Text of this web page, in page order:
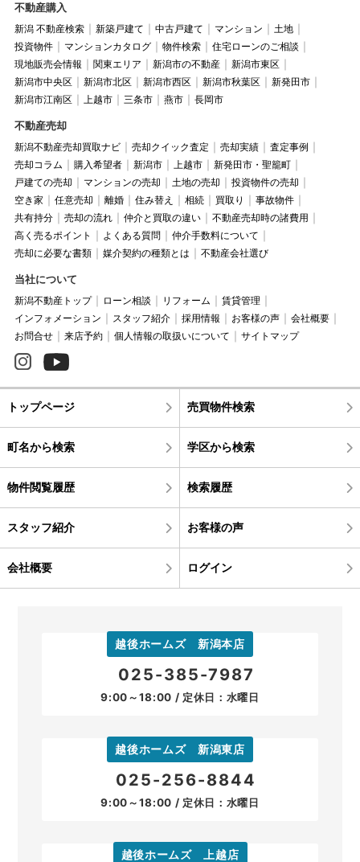
不動産購入
新潟 不動産検索 新築戸建て 中古戸建て マンション
土地
投資物件
マンションカタログ 物件検索
住宅ローンのご相談
現地販売会情報
関東エリア 新潟市の不動産
新潟市東区
新潟市中央区
新潟市北区 新潟市西区 新潟市秋葉区
新発田市
新潟市江南区
上越市 三条市 燕市 長岡市
不動産売却
新潟不動産売却買取ナビ 売却クイック査定 売却実績
査定事例
売却コラム
購入希望者 新潟市 上越市
新発田市・聖籠町
戸建ての売却
マンションの売却 土地の売却
投資物件の売却
空き家
任意売却 離婚 住み替え 相続 買取り
事故物件
共有持分
売却の流れ 仲介と買取の違い
不動産売却時の諸費用
高く売るポイント
よくある質問
仲介手数料について
売却に必要な書類
媒介契約の種類とは 不動産会社選び
当社について
新潟不動産トップ ローン相談 リフォーム
賃貸管理
インフォメーション
スタッフ紹介 採用情報 お客様の声
会社概要
お問合せ
来店予約 個人情報の取扱いについて サイトマップ
トップページ 売買物件検索
町名から検索 学区から検索
物件閲覧履歴 検索履歴
スタッフ紹介 お客様の声
会社概要 ログイン
越後ホームズ 新潟本店
025-385-7987
9:00～18:00 / 定休日：水曜日
越後ホームズ 新潟東店
025-256-8844
9:00～18:00 / 定休日：水曜日
越後ホームズ 上越店